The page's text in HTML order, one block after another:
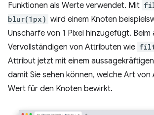
Funktionen als Werte verwendet. Mit
blur(1px) wird einem Knoten
Unschärfe von 1 Pixel hinzugefügt.
Vervollständigen von Attributen wie
Attribut jetzt mit einem
damit Sie sehen können, welche Art
Wert für den Knoten bewirkt.